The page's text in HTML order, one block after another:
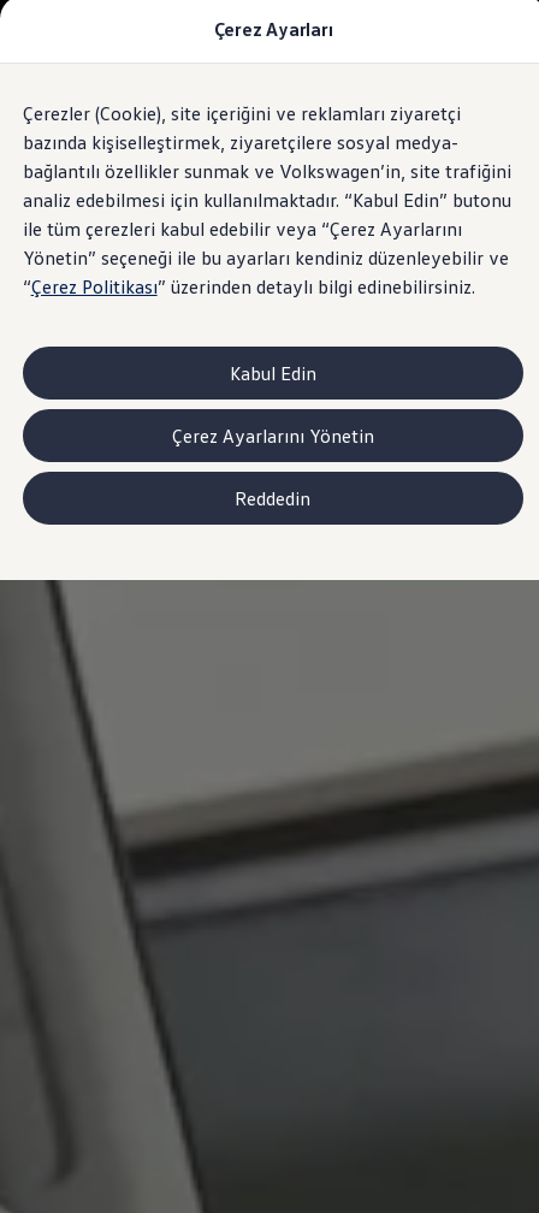
Çerez Ayarları
Çerezler (Cookie), site içeriğini ve reklamları ziyaretçi
bazında kişiselleştirmek, ziyaretçilere sosyal medya-
bağlantılı özellikler sunmak ve Volkswagen’in, site trafiğini
analiz edebilmesi için kullanılmaktadır. “Kabul Edin” butonu
ile tüm çerezleri kabul edebilir veya “Çerez Ayarlarını
Yönetin” seçeneği ile bu ayarları kendiniz düzenleyebilir ve
“Çerez Politikası” üzerinden detaylı bilgi edinebilirsiniz.
Kabul Edin
Çerez Ayarlarını Yönetin
Reddedin
Geri
Dönün
Skip
to
footer
Elektrikli Araçlar
Elektrikli Modeller
Satış Sonrası Hizmetler
Elektrikli Araçlar İçin Kullanım İpuçları
Elektrikli Araçların Periyodik Bakımı
ID. Teknolojisi ve Batarya
Rejeneratif Enerji
Batarya Sistemleri
Batarya Ömrü
Golf Yaz Fırsatları
vdf Klasik Kredi® Kampanyası
Servis Kampanyaları
Her Yaş Avantaj Kampanyası
sigortaladım.com Servis Kampanyası
Kredi Çözümleri
Satış Sonrası Hizmetler
Gönüllü Geri Çağırma
Motor Yağları
Kaporta ve Boya
Aksesuar ve Yedek Parça
Volkswagen Orijinal Aksesuarlar®
Volkswagen Orijinal Parçalar®
Lastik Bilgilendirmesi
Bilgi ve Eğlence Sistemi Güncellemeleri
e-Kullanım Kılavuzu
Volkswagenim Uygulaması
Klasik Modeller
İkaz Lambaları ve Anlamları
İletişim ve Destek
Yetkili Satıcı ve Servisler
Volkswagen Yol Yardım ve İletişim
Volkswagen Dünyası
WLTP ve Yakıt Tasarruf İpuçları
Volkswagen Sözlük